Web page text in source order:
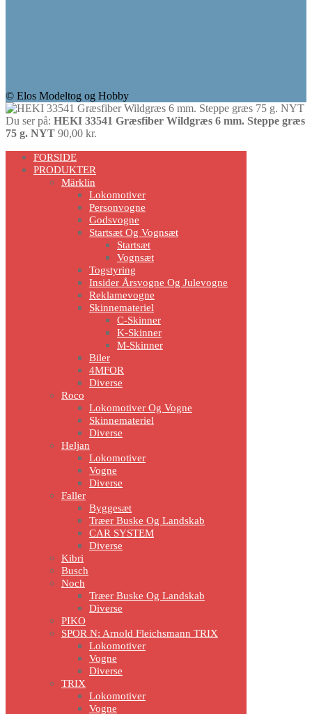
© Elos Modeltog og Hobby
Du ser på: HEKI 33541 Græsfiber Wildgræs 6 mm. Steppe græs
75 g. NYT 90,00 kr.
Scroll
Up
FORSIDE
PRODUKTER
Märklin
Lokomotiver
Personvogne
Godsvogne
Startsæt Og Vognsæt
Startsæt
Vognsæt
Togstyring
Insider Årsvogne Og Julevogne
Reklamevogne
Skinnemateriel
C-Skinner
K-Skinner
M-Skinner
Biler
4MFOR
Diverse
Roco
Lokomotiver Og Vogne
Skinnemateriel
Diverse
Heljan
Lokomotiver
Vogne
Diverse
Faller
Byggesæt
Træer Buske Og Landskab
CAR SYSTEM
Diverse
Kibri
Busch
Noch
Træer Buske Og Landskab
Diverse
PIKO
SPOR N: Arnold Fleichsmann TRIX
Lokomotiver
Vogne
Diverse
TRIX
Lokomotiver
Vogne